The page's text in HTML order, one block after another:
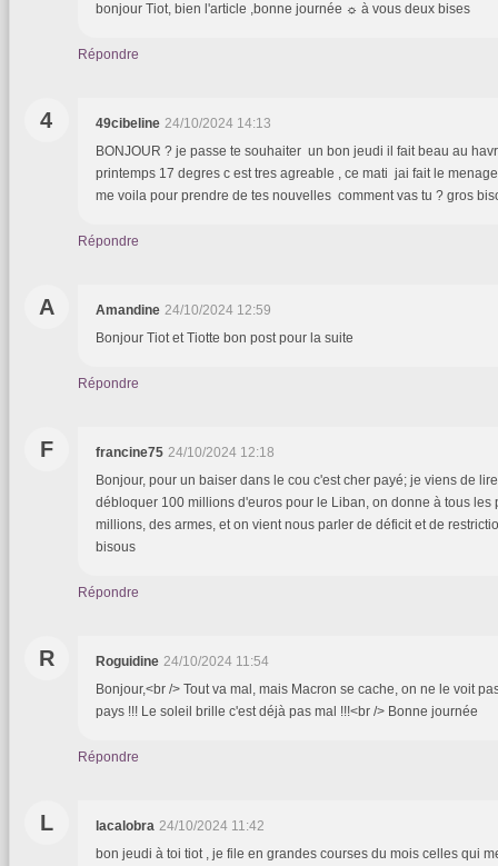
bonjour Tiot, bien l'article ,bonne journée ☼ à vous deux bises
Répondre
4 49cibeline 24/10/2024 14:13
BONJOUR ? je passe te souhaiter un bon jeudi il fait beau au
printemps 17 degres c est tres agreable , ce mati jai fait le
me voila pour prendre de tes nouvelles comment vas tu ? gros
Répondre
A Amandine 24/10/2024 12:59
Bonjour Tiot et Tiotte bon post pour la suite
Répondre
F francine75 24/10/2024 12:18
Bonjour, pour un baiser dans le cou c'est cher payé; je viens de
débloquer 100 millions d'euros pour le Liban, on donne à tous les
millions, des armes, et on vient nous parler de déficit et de
bisous
Répondre
R Roguidine 24/10/2024 11:54
Bonjour,<br /> Tout va mal, mais Macron se cache, on ne le voit
pays !!! Le soleil brille c'est déjà pas mal !!!<br /> Bonne journée
Répondre
L lacalobra 24/10/2024 11:42
bon jeudi à toi tiot , je file en grandes courses du mois celles qui